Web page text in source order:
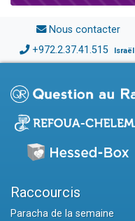
Nous contacter
+972.2.37.41.515 Israël
Raccourcis
Paracha de la semaine